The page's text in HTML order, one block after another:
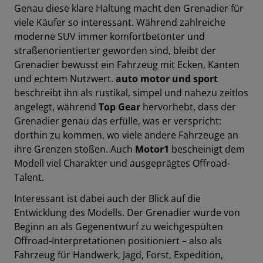
Genau diese klare Haltung macht den Grenadier für
viele Käufer so interessant. Während zahlreiche
moderne SUV immer komfortbetonter und
straßenorientierter geworden sind, bleibt der
Grenadier bewusst ein Fahrzeug mit Ecken, Kanten
und echtem Nutzwert. auto motor und sport
beschreibt ihn als rustikal, simpel und nahezu zeitlos
angelegt, während Top Gear hervorhebt, dass der
Grenadier genau das erfülle, was er verspricht:
dorthin zu kommen, wo viele andere Fahrzeuge an
ihre Grenzen stoßen. Auch Motor1 bescheinigt dem
Modell viel Charakter und ausgeprägtes Offroad-
Talent.
Interessant ist dabei auch der Blick auf die
Entwicklung des Modells. Der Grenadier wurde von
Beginn an als Gegenentwurf zu weichgespülten
Offroad-Interpretationen positioniert – also als
Fahrzeug für Handwerk, Jagd, Forst, Expedition,